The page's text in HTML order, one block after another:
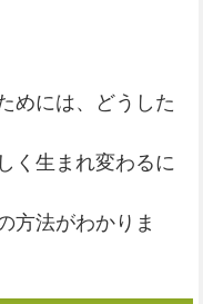
めには、どうした
く生まれ変わるに
方法がわかりま